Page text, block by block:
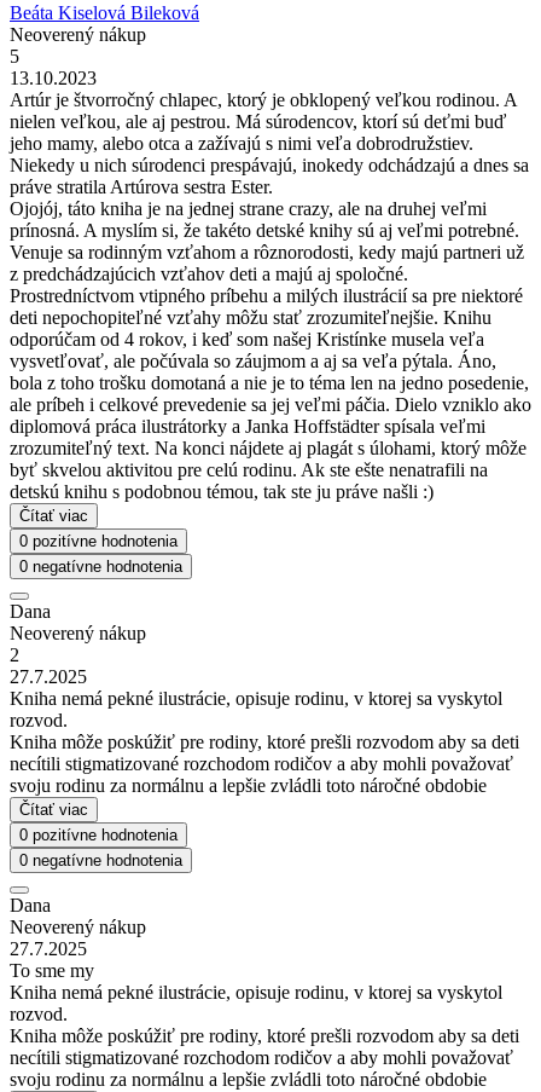
Beáta Kiselová Bileková
Neoverený nákup
5
13.10.2023
Artúr je štvorročný chlapec, ktorý je obklopený veľkou rodinou. A
nielen veľkou, ale aj pestrou. Má súrodencov, ktorí sú deťmi buď
jeho mamy, alebo otca a zažívajú s nimi veľa dobrodružstiev.
Niekedy u nich súrodenci prespávajú, inokedy odchádzajú a dnes sa
práve stratila Artúrova sestra Ester.
Ojojój, táto kniha je na jednej strane crazy, ale na druhej veľmi
prínosná. A myslím si, že takéto detské knihy sú aj veľmi potrebné.
Venuje sa rodinným vzťahom a rôznorodosti, kedy majú partneri už
z predchádzajúcich vzťahov deti a majú aj spoločné.
Prostredníctvom vtipného príbehu a milých ilustrácií sa pre niektoré
deti nepochopiteľné vzťahy môžu stať zrozumiteľnejšie. Knihu
odporúčam od 4 rokov, i keď som našej Kristínke musela veľa
vysvetľovať, ale počúvala so záujmom a aj sa veľa pýtala. Áno,
bola z toho trošku domotaná a nie je to téma len na jedno posedenie,
ale príbeh i celkové prevedenie sa jej veľmi páčia. Dielo vzniklo ako
diplomová práca ilustrátorky a Janka Hoffstädter spísala veľmi
zrozumiteľný text. Na konci nájdete aj plagát s úlohami, ktorý môže
byť skvelou aktivitou pre celú rodinu. Ak ste ešte nenatrafili na
detskú knihu s podobnou témou, tak ste ju práve našli :)
Čítať viac
0 pozitívne hodnotenia
0 negatívne hodnotenia
Dana
Neoverený nákup
2
27.7.2025
Kniha nemá pekné ilustrácie, opisuje rodinu, v ktorej sa vyskytol
rozvod.
Kniha môže poskúžiť pre rodiny, ktoré prešli rozvodom aby sa deti
necítili stigmatizované rozchodom rodičov a aby mohli považovať
svoju rodinu za normálnu a lepšie zvládli toto náročné obdobie
Čítať viac
0 pozitívne hodnotenia
0 negatívne hodnotenia
Dana
Neoverený nákup
27.7.2025
To sme my
Kniha nemá pekné ilustrácie, opisuje rodinu, v ktorej sa vyskytol
rozvod.
Kniha môže poskúžiť pre rodiny, ktoré prešli rozvodom aby sa deti
necítili stigmatizované rozchodom rodičov a aby mohli považovať
svoju rodinu za normálnu a lepšie zvládli toto náročné obdobie